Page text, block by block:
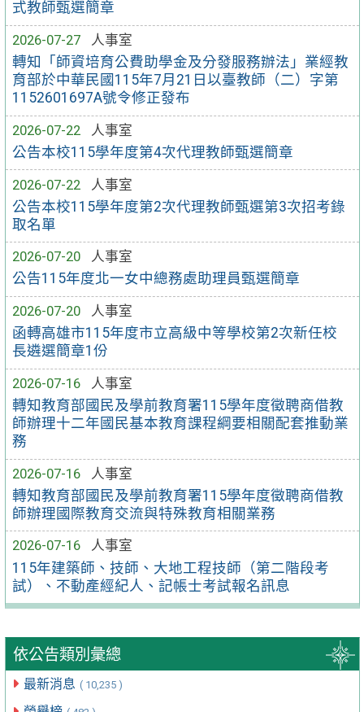
式教師甄選簡章
2026-07-27
人事室
轉知「師資培育公費助學金及分發服務辦法」業經教
育部於中華民國115年7月21日以臺教師（二）字第
1152601697A號令修正發布
2026-07-22
人事室
公告本校115學年度第4次代理教師甄選簡章
2026-07-22
人事室
公告本校115學年度第2次代理教師甄選第3次招考錄
取名單
2026-07-20
人事室
公告115年度北一女中總務處助理員甄選簡章
2026-07-20
人事室
函轉高雄市115年度市立高級中等學校第2次新任校
長遴選簡章1份
2026-07-16
人事室
轉知教育部國民及學前教育署115學年度徵聘商借教
師辦理十二年國民基本教育課程綱要相關配套推動業
務
2026-07-16
人事室
轉知教育部國民及學前教育署115學年度徵聘商借教
師辦理國際教育交流與特殊教育相關業務
2026-07-16
人事室
115年建築師、技師、大地工程技師（第二階段考
試）、不動產經紀人、記帳士考試報名訊息
依公告類別彙總
最新消息 ( 10,235 )